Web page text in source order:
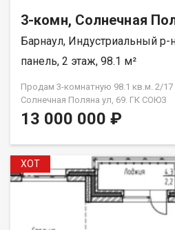
3-комн, Солнечная
Барнаул, Индустриальный р-
панель, 2 этаж, 98.1 м²
Продам 3-комнатную 98.1 кв.м. 2/17
Солнечная Поляна ул, 69. ГК СОЮЗ
13 000 000 ₽
XOT